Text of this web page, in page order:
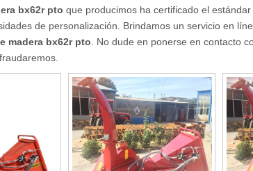
bx62r pto que producimos ha certificado el
de personalización. Brindamos un servicio en
madera bx62r pto . No dude en ponerse en contacto